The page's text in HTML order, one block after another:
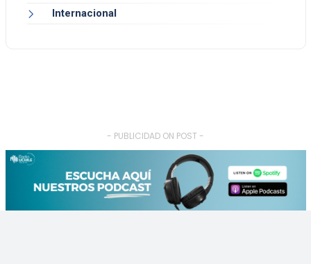
Internacional
- PUBLICIDAD ON POST -